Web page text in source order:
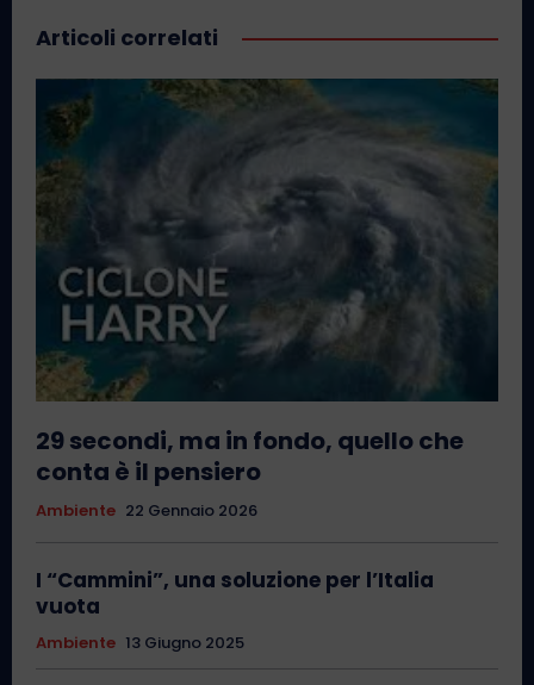
Articoli correlati
29 secondi, ma in fondo, quello che
conta è il pensiero
Ambiente 22 Gennaio 2026
I “Cammini”, una soluzione per l’Italia
vuota
Ambiente 13 Giugno 2025